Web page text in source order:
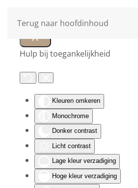
Hulp bij toegankelijkheid
Kleuren omkeren
Monochrome
Donker contrast
Licht contrast
Lage kleur verzadiging
Hoge kleur verzadiging
Terug naar hoofdinhoud